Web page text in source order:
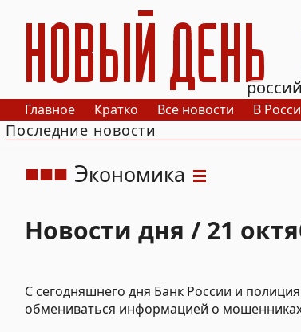
РИА Новый День
Главное Кратко Все новости В
Последние новости
Экономика
Новости дня / 21
С сегодняшнего дня Банк России и
обмениваться информацией о